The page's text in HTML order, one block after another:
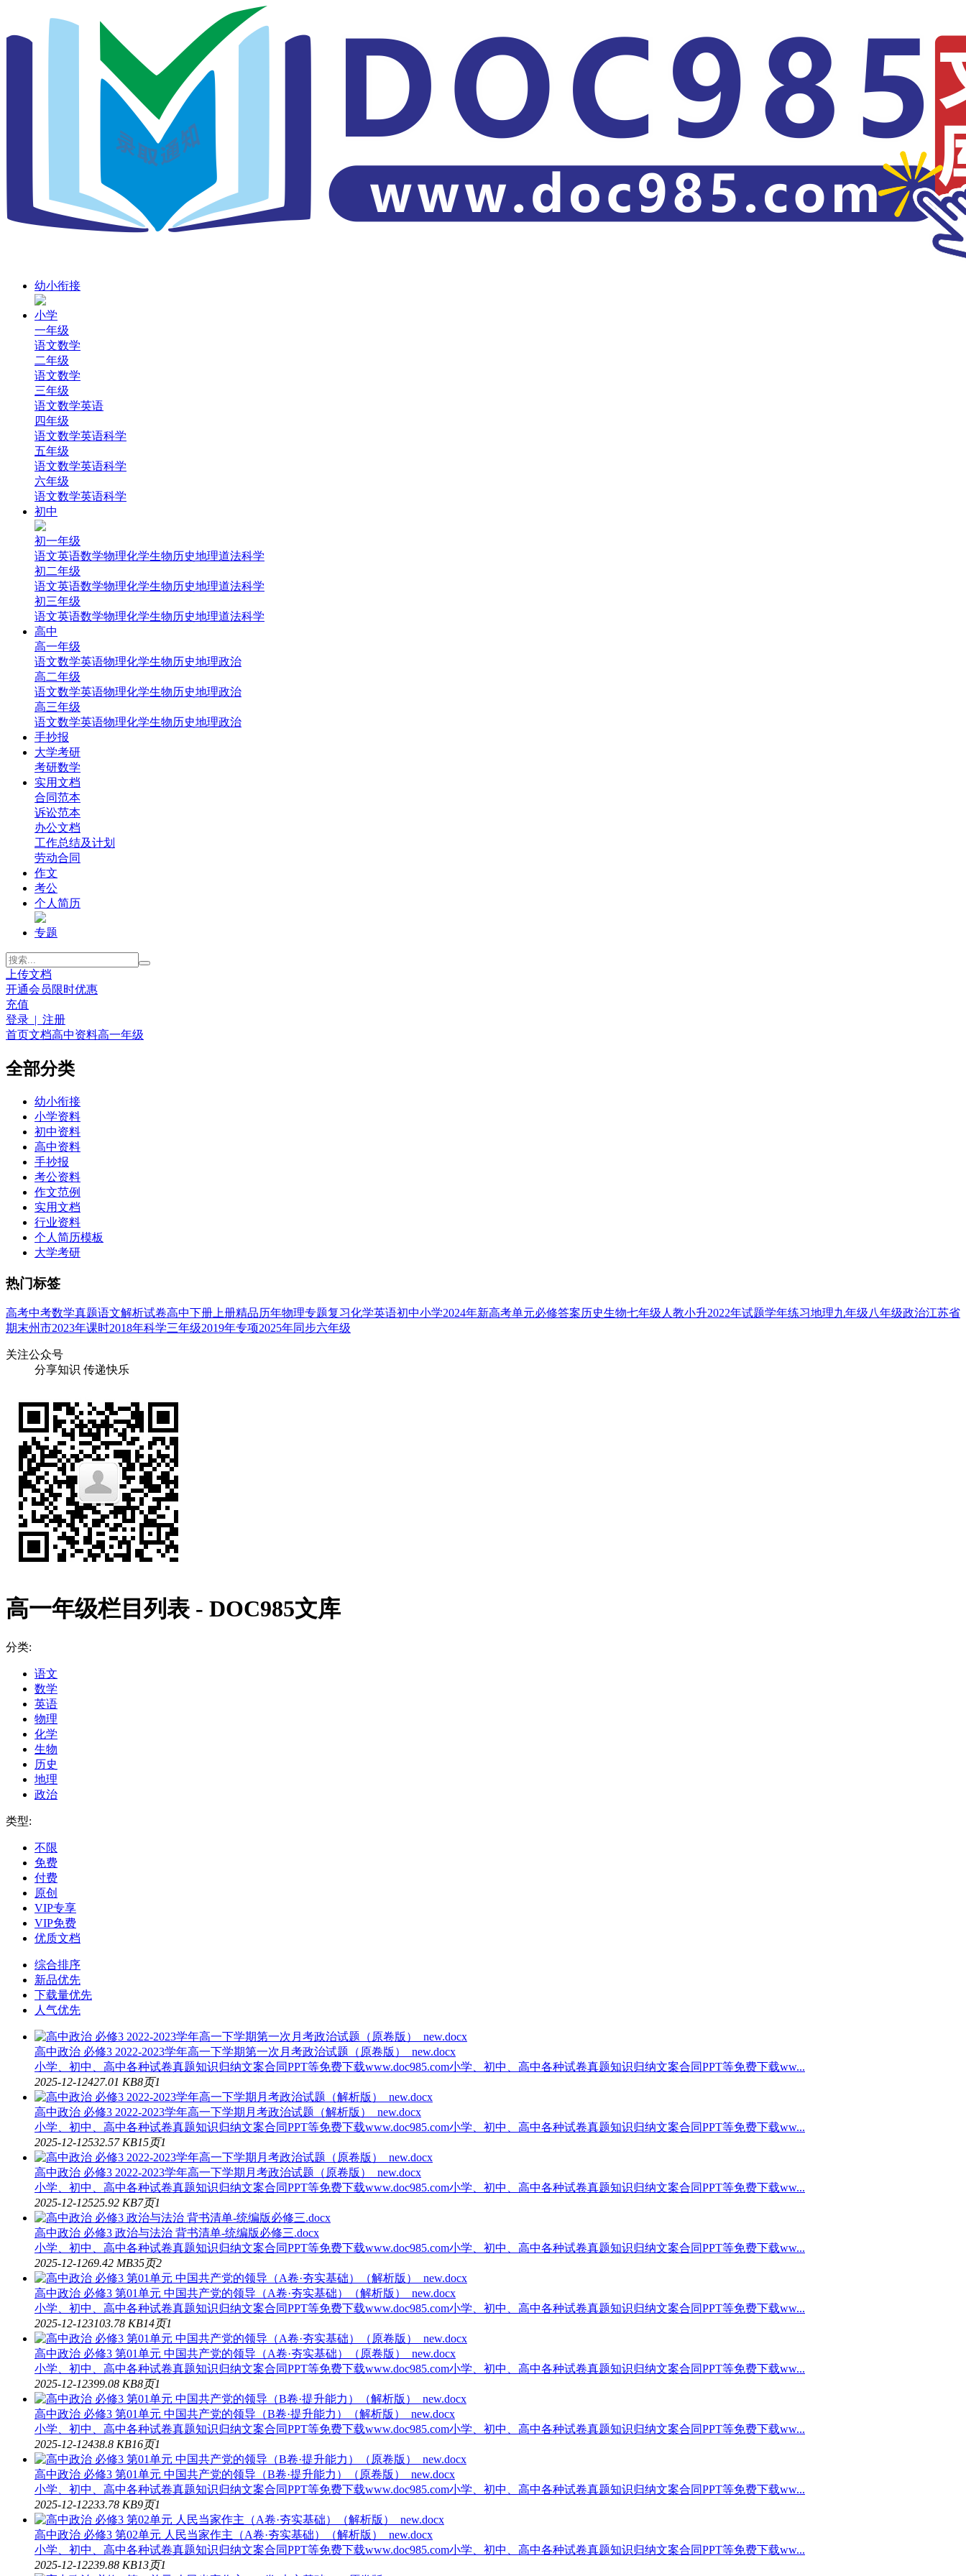
幼小衔接
小学
一年级
语文数学
二年级
语文数学
三年级
语文数学英语
四年级
语文数学英语科学
五年级
语文数学英语科学
六年级
语文数学英语科学
初中
初一年级
语文英语数学物理化学生物历史地理道法科学
初二年级
语文英语数学物理化学生物历史地理道法科学
初三年级
语文英语数学物理化学生物历史地理道法科学
高中
高一年级
‌语文‌数学英语‌物理‌化学‌生物‌历史‌地理‌‌政治‌
高二年级
‌语文‌数学英语‌物理‌化学‌生物‌历史‌地理‌‌政治‌
高三年级
‌语文‌数学英语‌物理‌化学‌生物‌历史‌地理‌政治
手抄报
大学考研
考研数学
实用文档
合同范本
诉讼范本
办公文档
工作总结及计划
劳动合同
作文
考公
个人简历
专题
上传文档
开通会员限时优惠
充值
登录 | 注册
首页文档高中资料高一年级
全部分类
幼小衔接
小学资料
初中资料
高中资料
手抄报
考公资料
作文范例
实用文档
行业资料
个人简历模板
大学考研
热门标签
高考中考数学真题语文解析试卷高中下册 上册精品历年物理专题复习化学英语初中小学2024年新高考单元必修答案历史生物七年级 人教小升2022年试题学年练习地理九年级八年级政治江苏省
期末州市2023年课时2018年科学三年级2019年专项2025年同步六年级
关注公众号
分享知识 传递快乐
高一年级栏目列表 - DOC985文库
分类:
‌语文
‌数学
英语
‌物理
‌化学
‌生物
‌历史
‌地理‌
‌政治‌
类型:
不限
免费
付费
原创
VIP专享
VIP免费
优质文档
综合排序
新品优先
下载量优先
人气优先
高中政治 必修3 2022-2023学年高一下学期第一次月考政治试题（原卷版）_new.docx
小学、初中、高中各种试卷真题知识归纳文案合同PPT等免费下载www.doc985.com小学、初中、高中各种试卷真题知识归纳文案合同PPT等免费下载ww...
2025-12-12427.01 KB8页1
高中政治 必修3 2022-2023学年高一下学期月考政治试题（解析版）_new.docx
小学、初中、高中各种试卷真题知识归纳文案合同PPT等免费下载www.doc985.com小学、初中、高中各种试卷真题知识归纳文案合同PPT等免费下载ww...
2025-12-12532.57 KB15页1
高中政治 必修3 2022-2023学年高一下学期月考政治试题（原卷版）_new.docx
小学、初中、高中各种试卷真题知识归纳文案合同PPT等免费下载www.doc985.com小学、初中、高中各种试卷真题知识归纳文案合同PPT等免费下载ww...
2025-12-12525.92 KB7页1
高中政治 必修3 政治与法治 背书清单-统编版必修三.docx
小学、初中、高中各种试卷真题知识归纳文案合同PPT等免费下载www.doc985.com小学、初中、高中各种试卷真题知识归纳文案合同PPT等免费下载ww...
2025-12-1269.42 MB35页2
高中政治 必修3 第01单元 中国共产党的领导（A卷·夯实基础）（解析版）_new.docx
小学、初中、高中各种试卷真题知识归纳文案合同PPT等免费下载www.doc985.com小学、初中、高中各种试卷真题知识归纳文案合同PPT等免费下载ww...
2025-12-123103.78 KB14页1
高中政治 必修3 第01单元 中国共产党的领导（A卷·夯实基础）（原卷版）_new.docx
小学、初中、高中各种试卷真题知识归纳文案合同PPT等免费下载www.doc985.com小学、初中、高中各种试卷真题知识归纳文案合同PPT等免费下载ww...
2025-12-12399.08 KB8页1
高中政治 必修3 第01单元 中国共产党的领导（B卷·提升能力）（解析版）_new.docx
小学、初中、高中各种试卷真题知识归纳文案合同PPT等免费下载www.doc985.com小学、初中、高中各种试卷真题知识归纳文案合同PPT等免费下载ww...
2025-12-12438.8 KB16页1
高中政治 必修3 第01单元 中国共产党的领导（B卷·提升能力）（原卷版）_new.docx
小学、初中、高中各种试卷真题知识归纳文案合同PPT等免费下载www.doc985.com小学、初中、高中各种试卷真题知识归纳文案合同PPT等免费下载ww...
2025-12-12233.78 KB9页1
高中政治 必修3 第02单元 人民当家作主（A卷·夯实基础）（解析版）_new.docx
小学、初中、高中各种试卷真题知识归纳文案合同PPT等免费下载www.doc985.com小学、初中、高中各种试卷真题知识归纳文案合同PPT等免费下载ww...
2025-12-12239.88 KB13页1